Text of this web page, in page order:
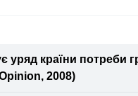
уряд країни потреби
2008)